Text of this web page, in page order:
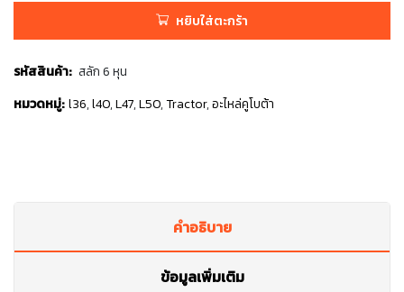
หยิบใส่ตะกร้า
รหัสสินค้า: สลัก 6 หุน
หมวดหมู่: l36,l40,L47,L50,Tractor,อะไหล่คูโบต้า
คำอธิบาย
ข้อมูลเพิ่มเติม